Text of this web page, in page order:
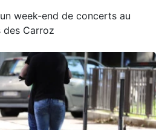
week-end de concerts au
Carroz